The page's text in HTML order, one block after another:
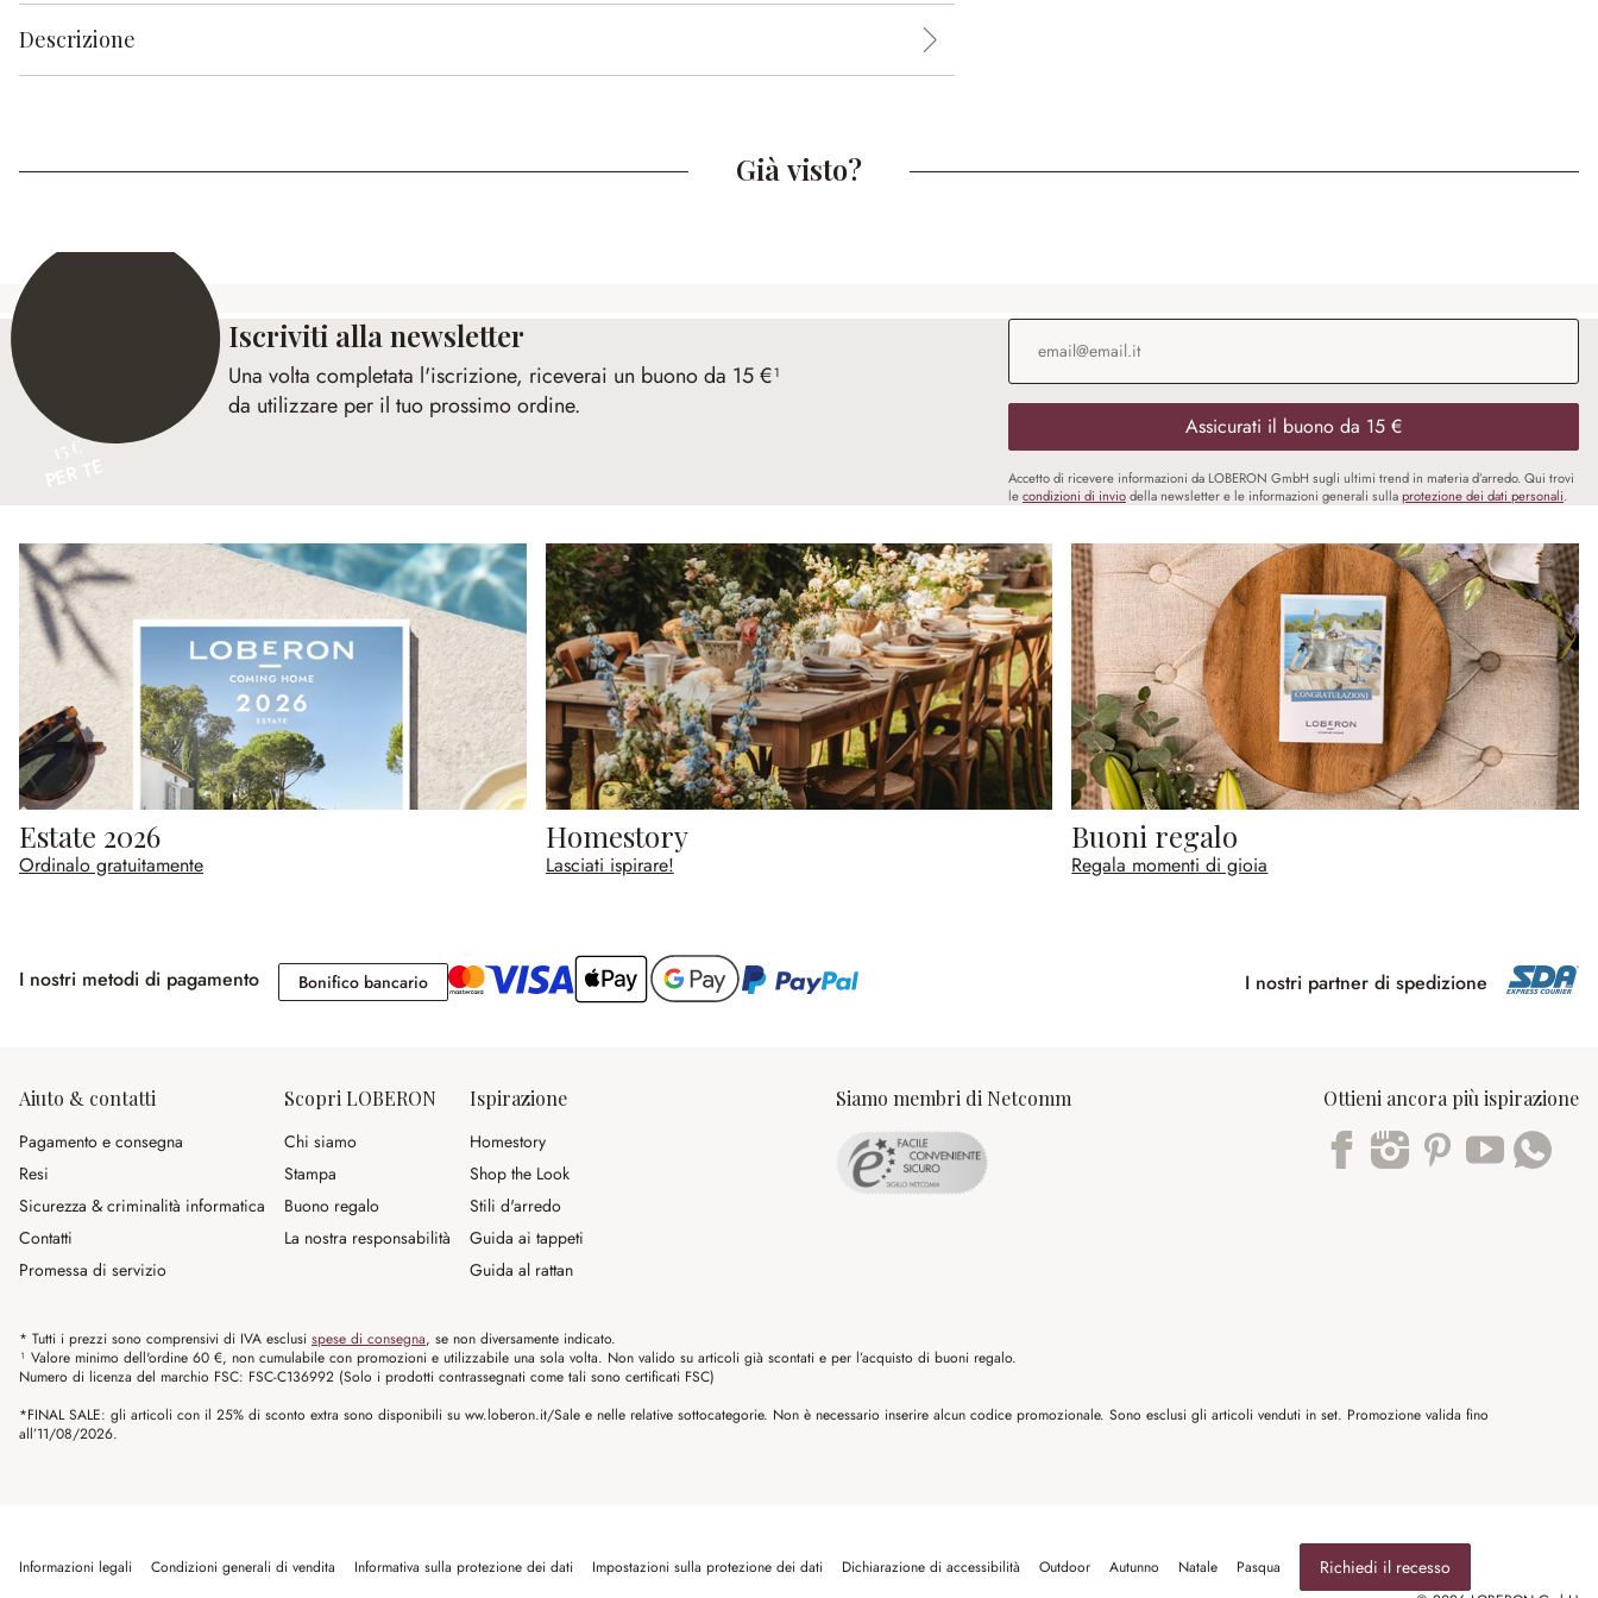
Descrizione
Già visto?
15 €
Iscriviti alla newsletter
Una volta completata l'iscrizione, riceverai un buono da 15 €¹
da utilizzare per il tuo prossimo ordine.
Indirizzo e-mail
Assicurati il buono da 15 €
Accetto di ricevere informazioni da LOBERON GmbH sugli ultimi trend in materia d’arredo. Qui trovi
lecondizioni di inviodella newsletter e le informazioni generali sullaprotezione dei dati personali.
Estate 2026
Ordinalo gratuitamente
Homestory
Lasciati ispirare!
Buoni regalo
Regala momenti di gioia
I nostri metodi di pagamento Bonifico bancarioBonifico bancario I nostri partner di spedizione
Aiuto & contatti
Pagamento e consegna
Resi
Sicurezza & criminalità informatica
Contatti
Promessa di servizio
Scopri LOBERON
Chi siamo
Stampa
Buono regalo
La nostra responsabilità
Ispirazione
Homestory
Shop the Look
Stili d'arredo
Guida ai tappeti
Guida al rattan
Siamo membri di Netcomm Ottieni ancora più ispirazione
* Tutti i prezzi sono comprensivi di IVA esclusi spese di consegna, se non diversamente indicato.
¹ Valore minimo dell'ordine 60 €, non cumulabile con promozioni e utilizzabile una sola volta. Non valido su articoli già scontati e per l’acquisto di buoni regalo.
Numero di licenza del marchio FSC: FSC-C136992 (Solo i prodotti contrassegnati come tali sono certificati FSC)
*FINAL SALE: gli articoli con il 25% di sconto extra sono disponibili su ww.loberon.it/Sale e nelle relative sottocategorie. Non è necessario inserire alcun codice promozionale. Sono esclusi gli articoli venduti in set. Promozione valida fino
all’11/08/2026.
Informazioni legali Condizioni generali di vendita Informativa sulla protezione dei dati Impostazioni sulla protezione dei dati Dichiarazione di accessibilità Outdoor Autunno Natale Pasqua Richiedi il recesso